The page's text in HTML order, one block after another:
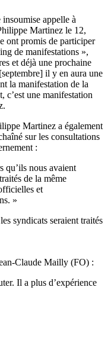
appelle à
Martinez le 12,
ont promis de participer
de manifestations »,
et déjà une prochaine
il y en aura une
la manifestation de la
c’est une manifestation
Martinez a également
sur les consultations
:
qu’ils nous avaient
de la même
et
»
syndicats seraient traités
Claude Mailly (FO) :
Il a plus d’expérience